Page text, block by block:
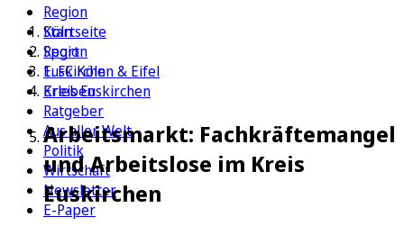
Region
Köln
Sport
1. FC Köln
Erleben
Ratgeber
Aus aller Welt
Politik
Wirtschaft
Newsletter
E-Paper
Startseite
Region
Euskirchen & Eifel
Kreis Euskirchen
Arbeitsmarkt: Fachkräftemangel
und Arbeitslose im Kreis
Euskirchen